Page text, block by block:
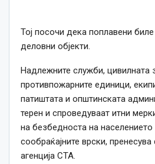
Тој посочи дека поплавени
деловни објекти.
Надлежните служби, цивилната
противпожарните единици,
патиштата и општинската
терен и спроведуваат итни
на безбедноста на
сообраќајните врски,
агенција СТА.